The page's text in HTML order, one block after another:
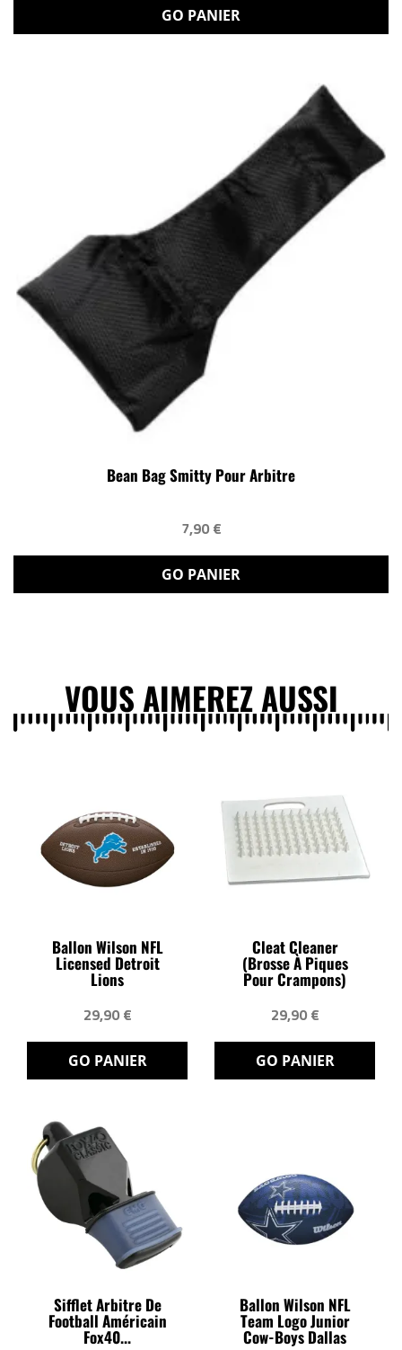
GO PANIER
Bean Bag Smitty Pour Arbitre
7,90 €
GO PANIER
VOUS AIMEREZ AUSSI
Ballon Wilson NFL
Licensed Detroit
Lions
29,90 €
GO PANIER
Cleat Cleaner
(brosse À Piques
Pour Crampons)
29,90 €
GO PANIER
Sifflet Arbitre De
Football Américain
Fox40...
Ballon Wilson NFL
Team Logo Junior
Cow-Boys Dallas